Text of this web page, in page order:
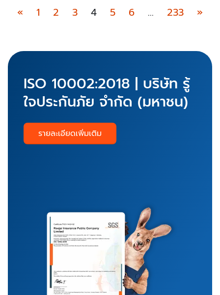
« 1 2 3 4 5 6 … 233 »
ISO 10002:2018 | บริษัท รู้
ใจประกันภัย จำกัด (มหาชน)
รายละเอียดเพิ่มเติม